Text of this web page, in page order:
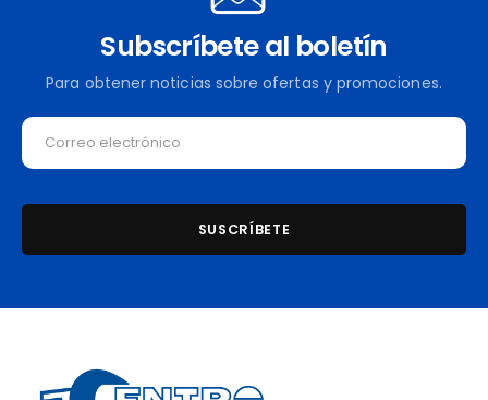
Subscríbete al boletín
Para obtener noticias sobre ofertas y promociones.